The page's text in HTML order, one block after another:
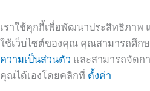
เราใช้คุกกี้เพื่อพัฒนาประสิทธิภาพ
ใช้เว็บไซต์ของคุณ คุณสามารถศึกษ
ความเป็นส่วนตัว และสามารถจัดก
คุณได้เองโดยคลิกที่ ตั้งค่า